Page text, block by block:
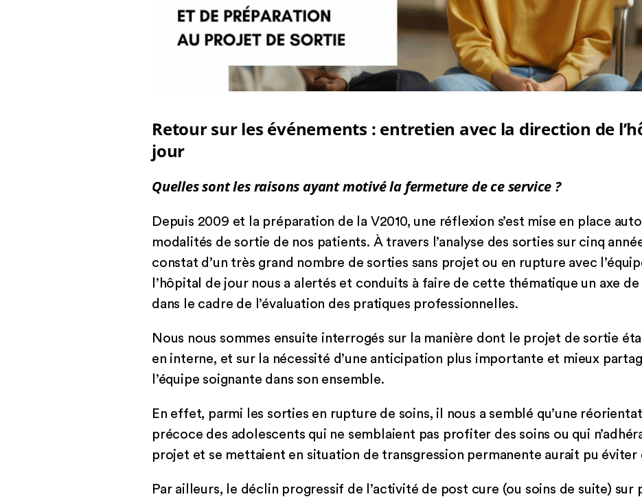
Retour sur les événements : entretien avec la direction de
jour
Quelles sont les raisons ayant motivé la fermeture de ce service ?
Depuis 2009 et la préparation de la V2010, une réflexion s’est mise en place
modalités de sortie de nos patients. À travers l’analyse des sorties sur cinq
constat d’un très grand nombre de sorties sans projet ou en rupture avec
l’hôpital de jour nous a alertés et conduits à faire de cette thématique un axe
dans le cadre de l’évaluation des pratiques professionnelles.
Nous nous sommes ensuite interrogés sur la manière dont le projet de sortie
en interne, et sur la nécessité d’une anticipation plus importante et mieux
l’équipe soignante dans son ensemble.
En effet, parmi les sorties en rupture de soins, il nous a semblé qu’une
précoce des adolescents qui ne semblaient pas profiter des soins ou qui
projet et se mettaient en situation de transgression permanente aurait pu éviter
Par ailleurs, le déclin progressif de l’activité de post cure (ou soins de suite) sur